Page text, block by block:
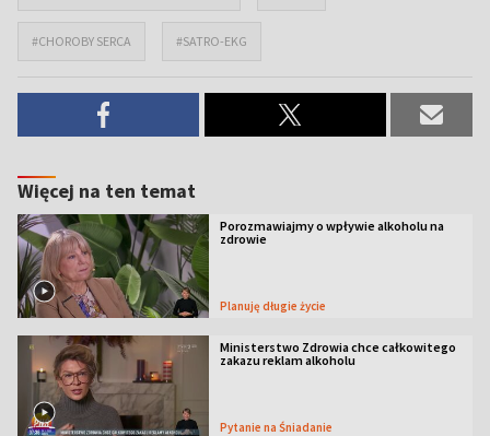
#CHOROBY SERCA #SATRO-EKG
Więcej na ten temat
Porozmawiajmy o wpływie alkoholu na
zdrowie
Planuję długie życie
Ministerstwo Zdrowia chce całkowitego
zakazu reklam alkoholu
Pytanie na Śniadanie